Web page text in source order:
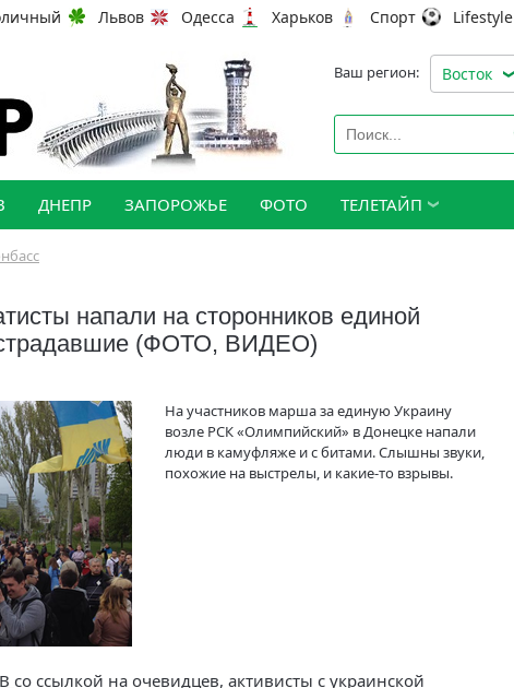
Львов Одесса Харьков Спорт Lifestyle
Ваш регион: Восток
ДНЕПР ЗАПОРОЖЬЕ ФОТО ТЕЛЕТАЙП
напали на сторонников единой
(ФОТО, ВИДЕО)
На участников марша за единую Украину
возле РСК «Олимпийский» в Донецке напали
люди в камуфляже и с битами. Слышны звуки,
похожие на выстрелы, и какие-то взрывы.
со ссылкой на очевидцев, активисты с украинской